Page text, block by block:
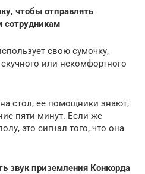
чтобы отправлять
сотрудникам
свою сумочку,
или некомфортного
стол, ее помощники знают,
пяти минут. Если же
это сигнал того, что она
звук приземления Конкорда